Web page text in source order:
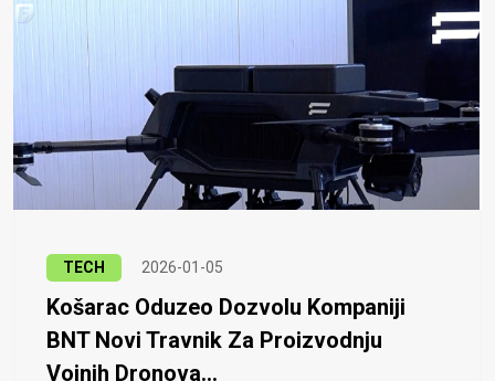
TECH 2026-01-05
Košarac Oduzeo Dozvolu Kompaniji
BNT Novi Travnik Za Proizvodnju
Vojnih Dronova...